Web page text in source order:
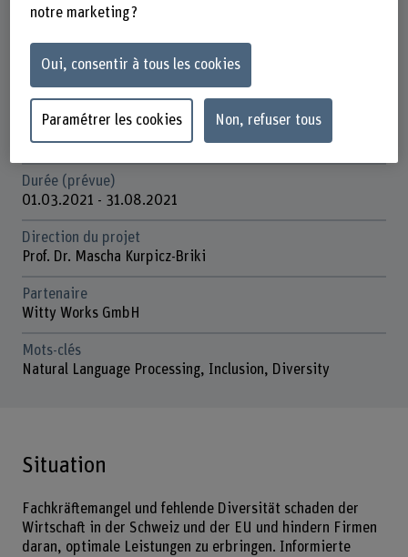
Institut(s)
Unité(s) de recherche
IDAS / Business Information Systems Engineering (BISE)
Organisation d'encouragement
Innosuisse
Durée (prévue)
01.03.2021 - 31.08.2021
Direction du projet
Prof. Dr. Mascha Kurpicz-Briki
Partenaire
Witty Works GmbH
Mots-clés
Natural Language Processing, Inclusion, Diversity
Situation
Fachkräftemangel und fehlende Diversität schaden der
Wirtschaft in der Schweiz und der EU und hindern Firmen
daran, optimale Leistungen zu erbringen. Informierte
notre marketing ?
Oui, consentir à tous les cookies
Paramétrer les cookies Non, refuser tous